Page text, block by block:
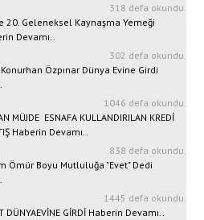
318 defa okundu.
20. Geleneksel Kaynaşma Yemeği
Devamı..
302 defa okundu.
Özpınar Dünya Evine Girdi
1046 defa okundu.
MÜJDE ESNAFA KULLANDIRILAN KREDİ
Haberin Devamı..
838 defa okundu.
Ömür Boyu Mutluluğa "Evet" Dedi
1445 defa okundu.
DÜNYAEVİNE GİRDİ Haberin Devamı..